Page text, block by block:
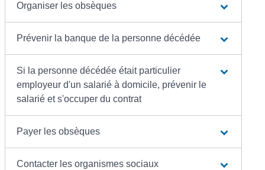
Organiser les obsèques
Prévenir la banque de la personne décédée
Si la personne décédée était particulier
employeur d'un salarié à domicile, prévenir le
salarié et s'occuper du contrat
Payer les obsèques
Contacter les organismes sociaux